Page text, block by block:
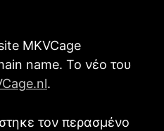
MKVCage
name. Το νέο του
.
τον περασμένο